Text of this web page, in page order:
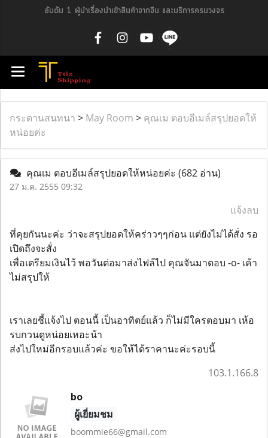
อันดับ 1 ผู้นำเรื่องนำเข้าสินค้าจากจีน และบริการครบวงจร
กระดานสนทนา > May Room > คุณเม ตอบอีเมล์สรุปยอดให้
หน่อยค่ะ
คุณเม ตอบอีเมล์สรุปยอดให้หน่อยค่ะ (682 อ่าน)
27 ม.ค. 2555 09:32
แจ้งลบ
ที่คุยกันนะค่ะ ว่าจะสรุปยอดให้คร่าวๆๆก่อน แต่ยังไม่ได้สั่ง รอ
เปิดถึงจะสั่ง
เพื่อเตรียมเงินไว้ พอวันต่อมาส่งไฟล์ไป คุณจันมาตอบ -o- เค้า
ไม่สรุปให้
เราเลยชี้แจ้งไป ตอนนี้ เป็นอาทิตย์แล้ว ก็ไม่มีใครตอบมา เห้อ
รบกวนดูหน่อยเหอะน้า
ส่งไปใหม่อีกรอบแล้วค่ะ ขอให้ได้ราคานะค่ะรอบนี้
103.1.166.8
bo
ผู้เยี่ยมชม
boommie66@gmail.com